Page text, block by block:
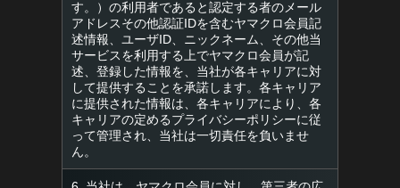
す。）の利用者であると認定する者のメール
アドレスその他認証IDを含むヤマクロ会員記
述情報、ユーザID、ニックネーム、その他当
サービスを利用する上でヤマクロ会員が記
述、登録した情報を、当社が各キャリアに対
して提供することを承諾します。各キャリア
に提供された情報は、各キャリアにより、各
キャリアの定めるプライバシーポリシーに従
って管理され、当社は一切責任を負いませ
ん。